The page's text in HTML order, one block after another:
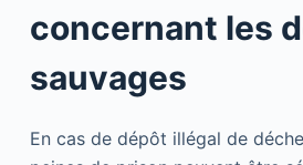
concernant les
sauvages
En cas de dépôt illégal de